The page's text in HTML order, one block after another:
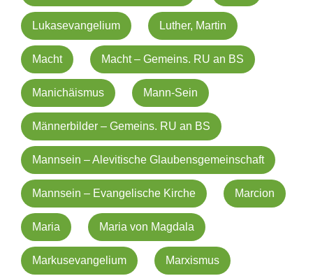
Lukasevangelium Luther, Martin
Macht Macht – Gemeins. RU an BS
Manichäismus Mann-Sein
Männerbilder – Gemeins. RU an BS
Mannsein – Alevitische Glaubensgemeinschaft
Mannsein – Evangelische Kirche Marcion
Maria Maria von Magdala
Markusevangelium Marxismus